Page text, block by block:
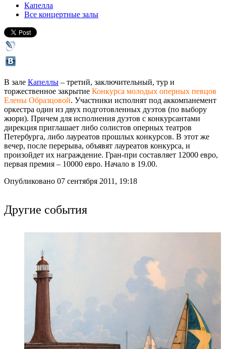
Капелла
Все концертные залы
В зале Капеллы – третий, заключительный, тур и
торжественное закрытие Конкурса молодых оперных певцов
Елены Образцовой. Участники исполнят под аккомпанемент
оркестра один из двух подготовленных дуэтов (по выбору
жюри). Причем для исполнения дуэтов с конкурсантами
дирекция приглашает либо солистов оперных театров
Петербурга, либо лауреатов прошлых конкурсов. В этот же
вечер, после перерыва, объявят лауреатов конкурса, и
произойдет их награждение. Гран-при составляет 12000 евро,
первая премия – 10000 евро. Начало в 19.00.
Опубликовано 07 сентября 2011, 19:18
Другие события